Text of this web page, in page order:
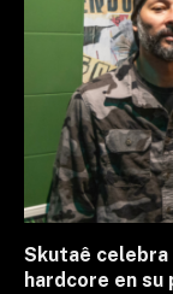
Skutaê
hardcore en